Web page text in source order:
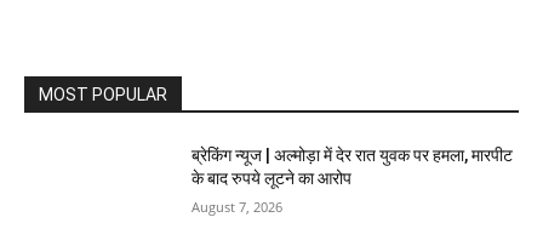
MOST POPULAR
ब्रेकिंग न्यूज | अल्मोड़ा में देर रात युवक पर हमला, मारपीट
के बाद रुपये लूटने का आरोप
August 7, 2026